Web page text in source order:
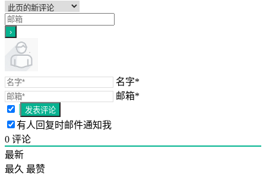
名字*
邮箱*
有人回复时邮件通知我
0 评论
最新
最久 最赞